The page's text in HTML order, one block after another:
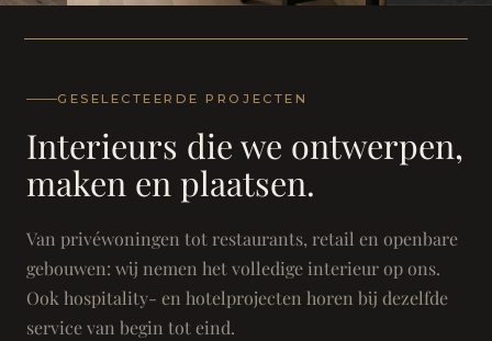
Landhuis - Grimbergen
GESELECTEERDE PROJECTEN
Interieurs die we ontwerpen,
maken en plaatsen.
Van privéwoningen tot restaurants, retail en openbare
gebouwen: wij nemen het volledige interieur op ons.
Ook hospitality- en hotelprojecten horen bij dezelfde
service van begin tot eind.